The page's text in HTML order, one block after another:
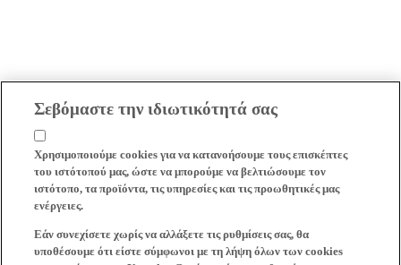
Σεβόμαστε την ιδιωτικότητά σας
Χρησιμοποιούμε cookies για να κατανοήσουμε τους επισκέπτες
του ιστότοπού μας, ώστε να μπορούμε να βελτιώσουμε τον
ιστότοπο, τα προϊόντα, τις υπηρεσίες και τις προωθητικές μας
ενέργειες.
Εάν συνεχίσετε χωρίς να αλλάξετε τις ρυθμίσεις σας, θα
υποθέσουμε ότι είστε σύμφωνοι με τη λήψη όλων των cookies